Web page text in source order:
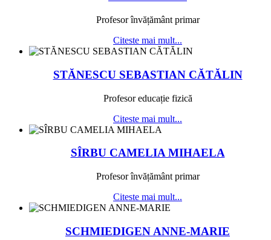
Profesor învățământ primar
Citeste mai mult...
STĂNESCU SEBASTIAN CĂTĂLIN
Profesor educație fizică
Citeste mai mult...
SÎRBU CAMELIA MIHAELA
Profesor învățământ primar
Citeste mai mult...
SCHMIEDIGEN ANNE-MARIE